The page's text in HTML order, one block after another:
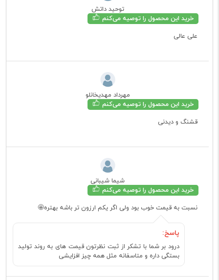
توحید داتش
خرید این محصول را توصیه می‌کنم
علی عالی
مهرداد مهدیخانلو
خرید این محصول را توصیه می‌کنم
قشنگ و دیدنی
شیما شیبانی
خرید این محصول را توصیه می‌کنم
نسبت به قیمت خوب بود ولی اگر یکم ارزون تر باشه بهتره🤩
پاسخ:
درود بر شما با تشکر از ثبت نظرتون قیمت های به روند تولید
بستگی داره و متاسفانه مثل همه چیز افزایشی